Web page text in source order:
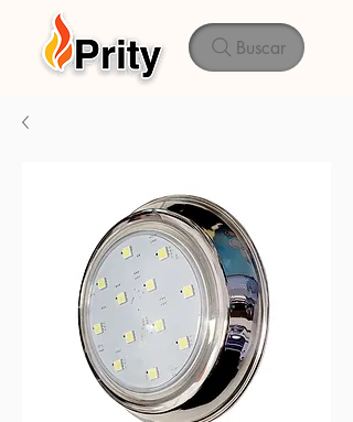
Buscar